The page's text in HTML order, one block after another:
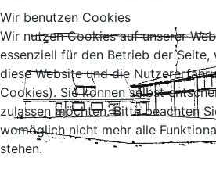
Wir benutzen Cookies
Wir nutzen Cookies auf unserer
essenziell für den Betrieb der Seite,
diese Website und die
Cookies). Sie können selbst
zulassen möchten. Bitte beachten
womöglich nicht mehr alle
stehen.